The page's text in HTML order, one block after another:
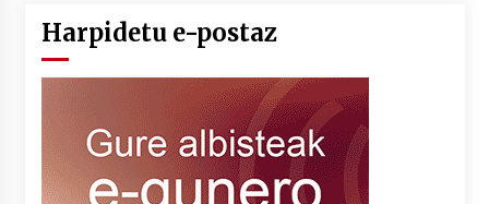
Harpidetu e-postaz